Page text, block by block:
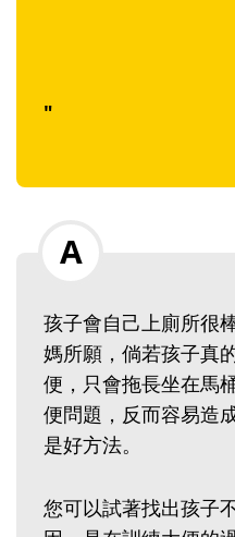
"
孩子會自己上廁所很
媽所願，倘若孩子真
便，只會拖長坐在馬
便問題，反而容易造
是好方法。
您可以試著找出孩子